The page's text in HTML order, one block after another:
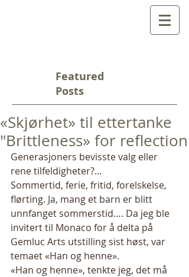
Featured
Posts
«Skjørhet» til ettertanke
"Brittleness» for reflection
Generasjoners bevisste valg eller
rene tilfeldigheter?…
Sommertid, ferie, fritid, forelskelse,
flørting. Ja, mang et barn er blitt
unnfanget sommerstid…. Da jeg ble
invitert til Monaco for å delta på
Gemluc Arts utstilling sist høst, var
temaet «Han og henne».
«Han og henne», tenkte jeg, det må